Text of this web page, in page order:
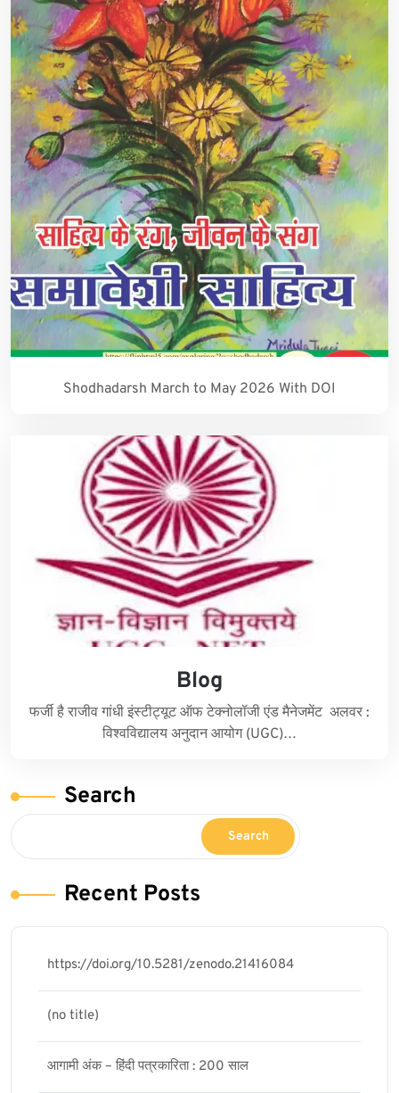
Shodhadarsh March to May 2026 With DOI
Blog
फर्जी है राजीव गांधी इंस्टीट्यूट ऑफ टेक्नोलॉजी एंड मैनेजमेंट अलवर :
विश्वविद्यालय अनुदान आयोग (UGC)…
Search
Search
Recent Posts
https://doi.org/10.5281/zenodo.21416084
(no title)
आगामी अंक – हिंदी पत्रकारिता : 200 साल